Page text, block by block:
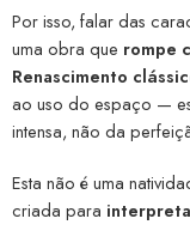
Por isso, falar das
uma obra que rompe
Renascimento
ao uso do espaço —
intensa, não da
Esta não é uma
criada para